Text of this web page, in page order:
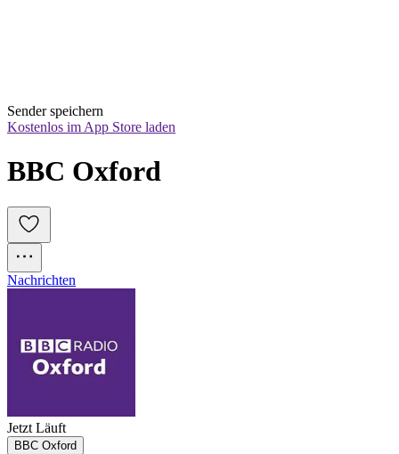
Sender speichern
Kostenlos im App Store laden
BBC Oxford
Nachrichten
Jetzt Läuft
BBC Oxford